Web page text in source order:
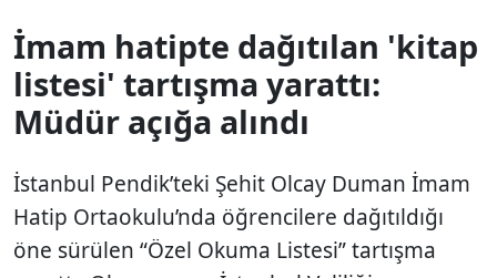
İmam hatipte dağıtılan 'kitap
listesi' tartışma yarattı:
Müdür açığa alındı
İstanbul Pendik’teki Şehit Olcay Duman İmam
Hatip Ortaokulu’nda öğrencilere dağıtıldığı
öne sürülen “Özel Okuma Listesi” tartışma